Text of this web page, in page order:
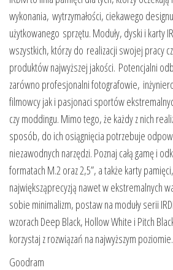
wykonania, wytrzymałości, ciekawego
użytkowanego sprzętu. Moduły, dyski i karty
wszystkich, którzy do realizacji swojej pracy
produktów najwyższej jakości. Potencjalni
zarówno profesjonalni fotografowie,
filmowcy jak i pasjonaci sportów
czy moddingu. Mimo tego, że każdy z nich
sposób, do ich osiągnięcia potrzebuje
niezawodnych narzędzi. Poznaj całą gamę i
formatach M.2 oraz 2,5”, a także karty
największąprecyzją nawet w ekstremalnych
sobie minimalizm, postaw na moduły serii
wzorach Deep Black, Hollow White i Pitch
korzystaj z rozwiązań na najwyższym poziomie.
Goodram